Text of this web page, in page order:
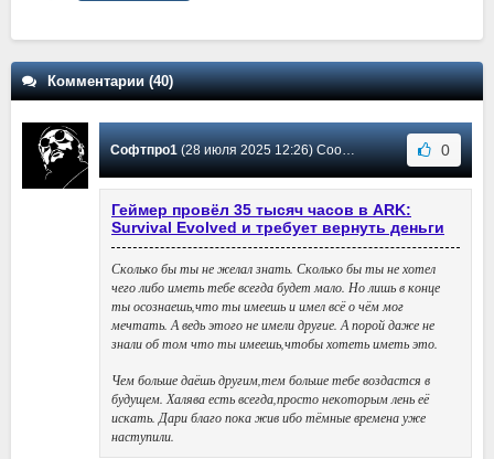
Комментарии (40)
Софтпро1(28 июля 2025 12:26) Сообщение #34 0
Геймер провёл 35 тысяч часов в ARK:
Survival Evolved и требует вернуть деньги
Сколько бы ты не желал знать. Сколько бы ты не хотел
чего либо иметь тебе всегда будет мало. Но лишь в конце
ты осознаешь,что ты имеешь и имел всё о чём мог
мечтать. А ведь этого не имели другие. А порой даже не
знали об том что ты имеешь,чтобы хотеть иметь это.
Чем больше даёшь другим,тем больше тебе воздастся в
будущем. Халява есть всегда,просто некоторым лень её
искать. Дари благо пока жив ибо тёмные времена уже
наступили.